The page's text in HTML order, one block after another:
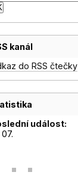
kanál
do RSS čtečky
událost:
07.